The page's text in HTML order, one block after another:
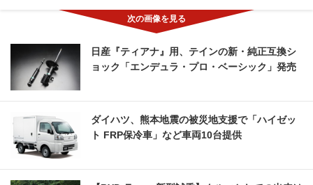
日産『ティアナ』用、テインの新・純正互換シ
ョック「エンデュラ・プロ・ベーシック」発売
ダイハツ、熊本地震の被災地支援で「ハイゼッ
ト FRP保冷車」など車両10台提供